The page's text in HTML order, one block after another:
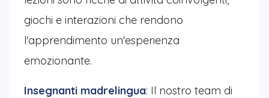
giochi e interazioni che rendono
l'apprendimento un'esperienza
emozionante.
Insegnanti madrelingua: Il nostro team di